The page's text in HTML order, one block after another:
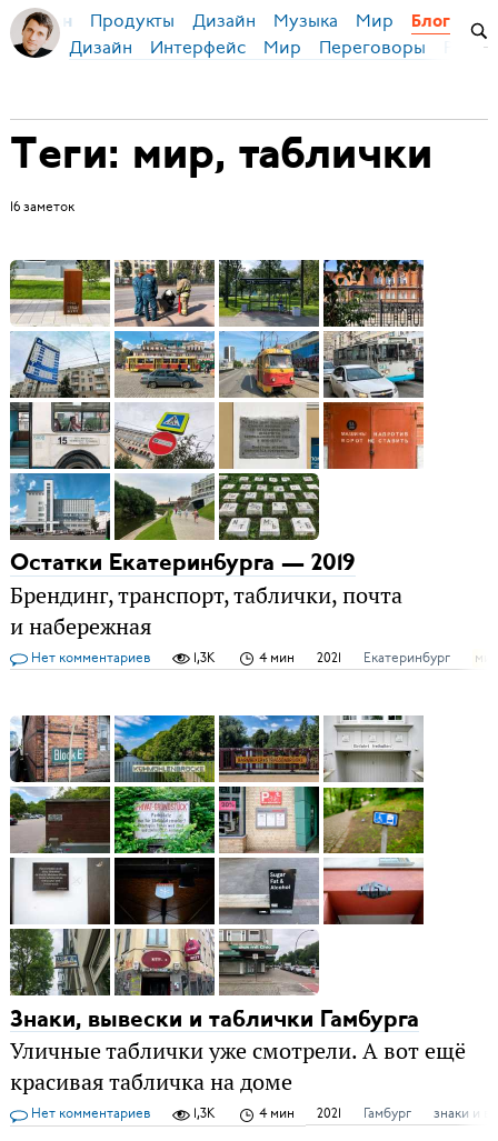
Бирман Продукты Дизайн Музыка Мир Блог
Дизайн Интерфейс Мир Переговоры
Теги: мир, таблички
16 заметок
Остатки Екатеринбурга — 2019
Брендинг, транспорт, таблички, почта
и набережная
Нет комментариев 1,3K 4 мин 2021 Екатеринбург мир
Знаки, вывески и таблички Гамбурга
Уличные таблички уже смотрели. А вот ещё
красивая табличка на доме
Нет комментариев 1,3K 4 мин 2021 Гамбург знаки и